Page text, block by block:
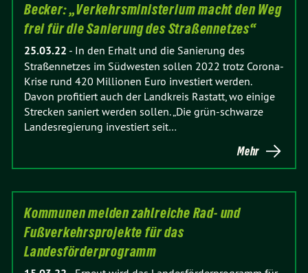
Becker: „Verkehrsministerium macht den Weg
frei für die Sanierung des Straßennetzes“
25.03.22 - In den Erhalt und die Sanierung des
Straßennetzes im Südwesten sollen 2022 trotz Corona-
Krise rund 420 Millionen Euro investiert werden.
Davon profitiert auch der Landkreis Rastatt, wo einige
Strecken saniert werden sollen. „Die grün-schwarze
Landesregierung investiert seit…
Mehr
Kommunen melden zahlreiche Rad- und
Fußverkehrsprojekte für das
Landesförderprogramm